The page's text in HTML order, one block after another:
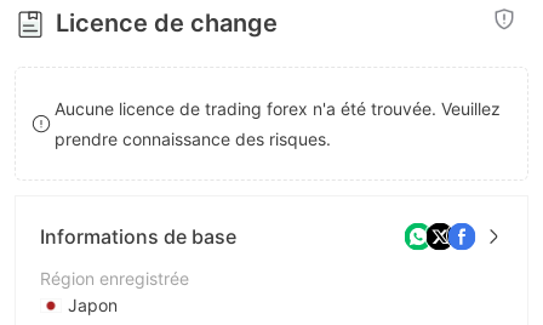
8
9
Licence de change
Aucune licence de trading forex n'a été trouvée. Veuillez
prendre connaissance des risques.
Informations de base
Région enregistrée
Japon